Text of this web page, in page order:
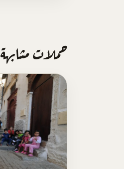
حملات مشابهة